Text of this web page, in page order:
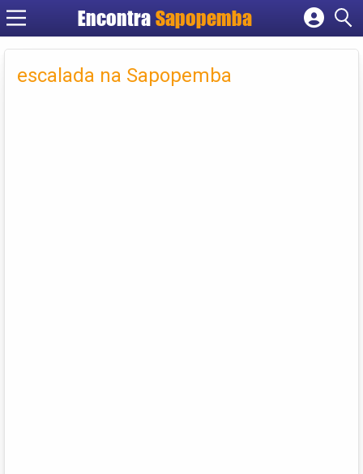
Encontra Sapopemba
Cadastrar empresa
Criar conta
escalada na Sapopemba